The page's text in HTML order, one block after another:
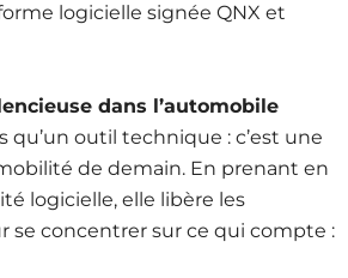
logicielle signée QNX et
dans l’automobile
qu’un outil technique : c’est une
de demain. En prenant en
logicielle, elle libère les
se concentrer sur ce qui compte :